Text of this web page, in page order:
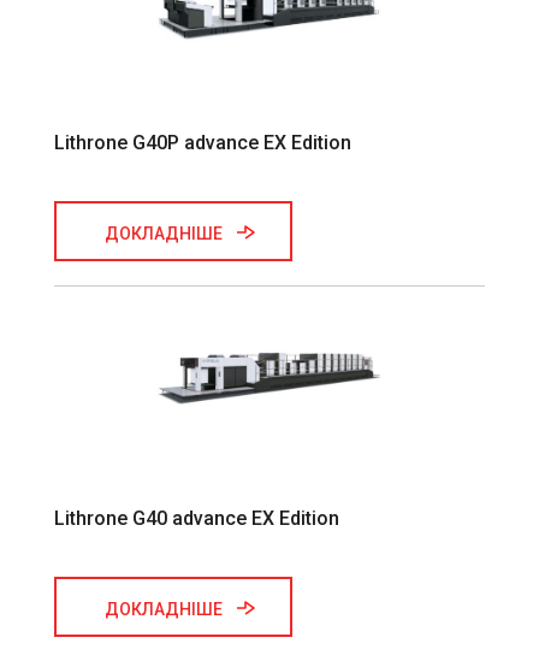
Lithrone G40P advance EX Edition
ДОКЛАДНІШЕ
Lithrone G40 advance EX Edition
ДОКЛАДНІШЕ